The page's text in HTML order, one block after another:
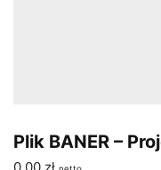
Plik BANER –